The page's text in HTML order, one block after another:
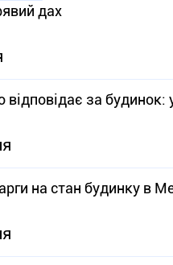
дах
відповідає за
на стан будинку в